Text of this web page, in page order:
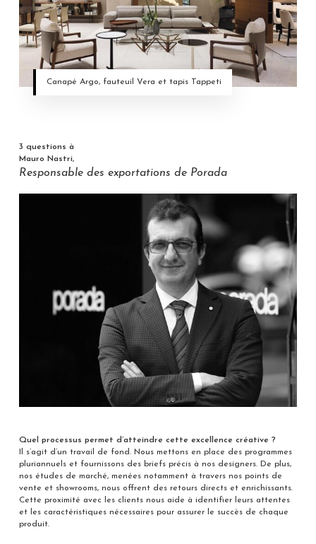
Canapé Argo, fauteuil Vera et tapis Tappeti
3 questions à
Mauro Nastri,
Responsable des exportations de Porada
Quel processus permet d’atteindre cette excellence créative ?
Il s’agit d’un travail de fond. Nous mettons en place des programmes
pluriannuels et fournissons des briefs précis à nos designers. De plus,
nos études de marché, menées notamment à travers nos points de
vente et showrooms, nous offrent des retours directs et enrichissants.
Cette proximité avec les clients nous aide à identifier leurs attentes
et les caractéristiques nécessaires pour assurer le succès de chaque
produit.